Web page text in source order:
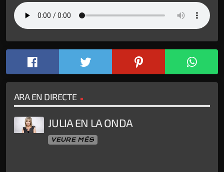
ARA EN DIRECTE
JULIA EN LA ONDA
VEURE MÉS